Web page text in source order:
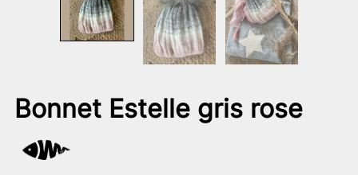
Bonnet Estelle gris rose